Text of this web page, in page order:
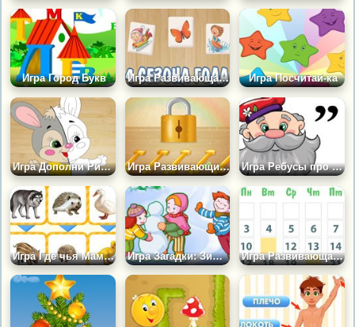
Игра Город Букв Игра Развивающая: 4 Сезона Года Игра Посчитай-ка
Игра Дополни Рисунок Игра Развивающие Ключики Игра Ребусы про Грибы
Игра Где чья Мама? Игра Загадки: Зимние Забавы Игра Развивающая: Календарь